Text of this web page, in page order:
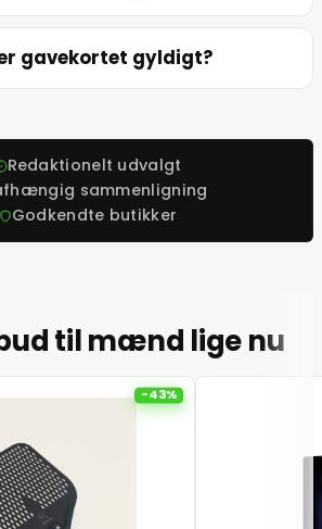
gavekortet gyldigt?
Redaktionelt udvalgt
sammenligning
Godkendte butikker
til mænd lige nu
-43%